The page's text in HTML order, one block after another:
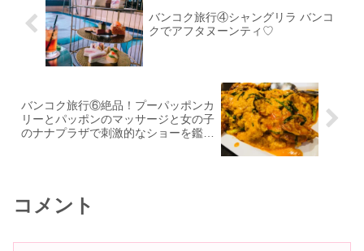
バンコク旅行④シャングリラ バンコ
クでアフタヌーンティ♡
バンコク旅行⑥絶品！プーパッポンカ
リーとパッポンのマッサージと女の子
のナナプラザで刺激的なショーを鑑賞
コメント